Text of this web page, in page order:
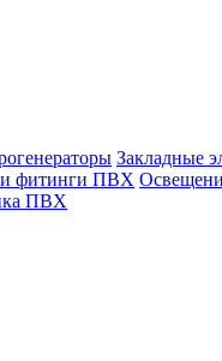
Закладные
фитинги ПВХ
ПВХ